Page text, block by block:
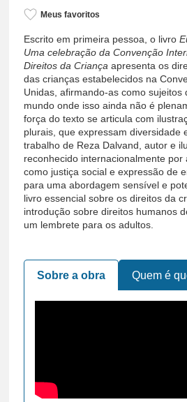
Qual seu ciclo de
Quero receber novidades
professores.
Ao enviar, você concorda
política de
Ir para a obra
Meus favoritos
Escrito em primeira pessoa, o livro
Uma celebração da Convenção
Direitos da Criança apresenta os
das crianças estabelecidos na
Unidas, afirmando-as como sujeitos
mundo onde isso ainda não é
força do texto se articula com
plurais, que expressam diversidade
trabalho de Reza Dalvand, autor e
reconhecido internacionalmente por
como justiça social e expressão de
para uma abordagem sensível e
livro essencial sobre os direitos da
introdução sobre direitos humanos
um lembrete para os adultos.
Sobre a obra Quem é